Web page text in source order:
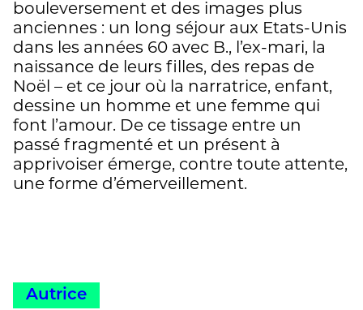
bouleversement et des images plus
anciennes : un long séjour aux Etats-Unis
dans les années 60 avec B., l’ex-mari, la
naissance de leurs filles, des repas de
Noël – et ce jour où la narratrice, enfant,
dessine un homme et une femme qui
font l’amour. De ce tissage entre un
passé fragmenté et un présent à
apprivoiser émerge, contre toute attente,
une forme d’émerveillement.
Autrice